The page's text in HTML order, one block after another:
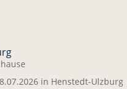
in Henstedt-Ulzburg